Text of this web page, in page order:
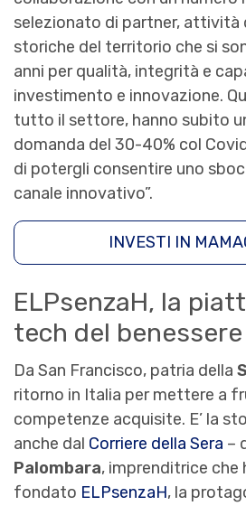
selezionato di partner, attività
storiche del territorio che si
anni per qualità, integrità e
investimento e innovazione.
tutto il settore, hanno subito
domanda del 30-40% col
di potergli consentire uno
canale innovativo”.
INVESTI IN
ELPsenzaH, la
tech del
Da San Francisco, patria della
ritorno in Italia per mettere a
competenze acquisite. E’ la
anche dal Corriere della Sera –
Palombara, imprenditrice che
fondato ELPsenzaH, la